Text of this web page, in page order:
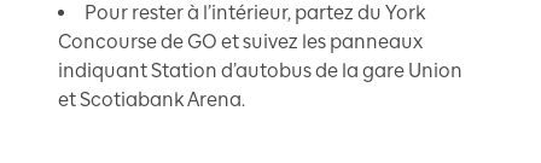
Pour rester à l’intérieur, partez du York
Concourse de GO et suivez les panneaux
indiquant Station d’autobus de la gare Union
et Scotiabank Arena.